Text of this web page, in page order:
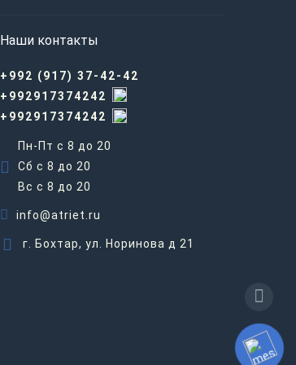
Наши контакты
+992 (917) 37-42-42
+992917374242
+992917374242
Пн-Пт с 8 до 20
Сб с 8 до 20
Вс c 8 до 20
info@atriet.ru
г. Бохтар, ул. Норинова д 21